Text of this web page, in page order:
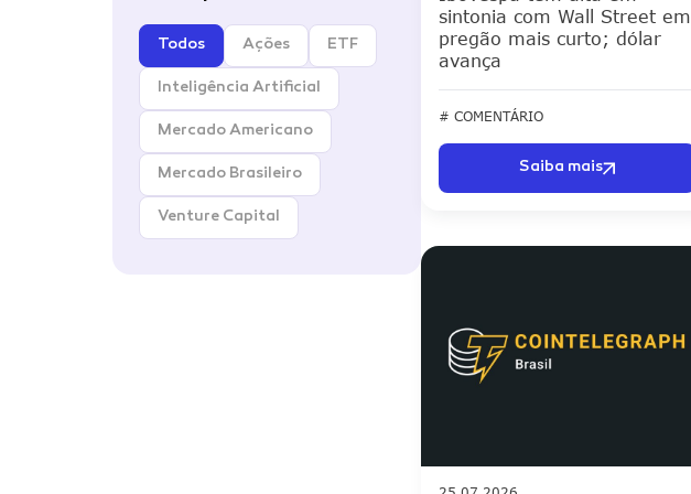
Todos Ações ETF
Inteligência Artificial
Mercado Americano
Mercado Brasileiro
Venture Capital
sintonia com Wall Street em
pregão mais curto; dólar
avança
# COMENTÁRIO
Saiba mais